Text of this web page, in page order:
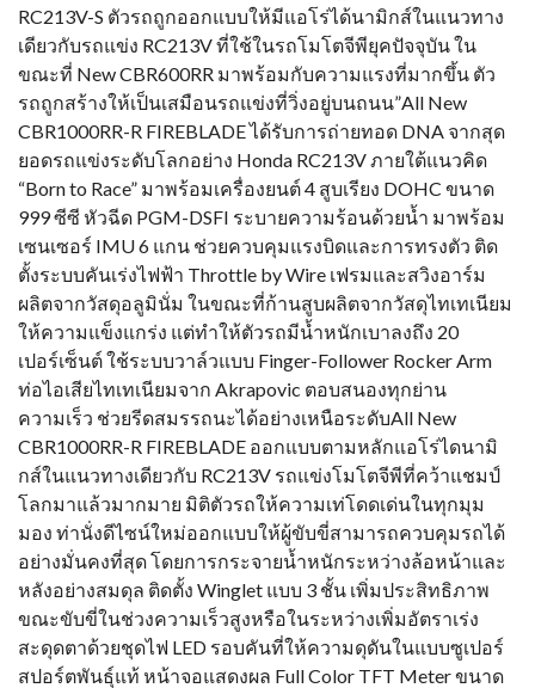
RC213V-S ตัวรถถูกออกแบบให้มีแอโร่ได้นามิกส์ในแนวทาง
เดียวกับรถแข่ง RC213V ที่ใช้ในรถโมโตจีพียุคปัจจุบัน ใน
ขณะที่ New CBR600RR มาพร้อมกับความแรงที่มากขึ้น ตัว
รถถูกสร้างให้เป็นเสมือนรถแข่งที่วิ่งอยู่บนถนน”All New
CBR1000RR-R FIREBLADE ได้รับการถ่ายทอด DNA จากสุด
ยอดรถแข่งระดับโลกอย่าง Honda RC213V ภายใต้แนวคิด
“Born to Race” มาพร้อมเครื่องยนต์ 4 สูบเรียง DOHC ขนาด
999 ซีซี หัวฉีด PGM-DSFI ระบายความร้อนด้วยน้ำ มาพร้อม
เซนเซอร์ IMU 6 แกน ช่วยควบคุมแรงบิดและการทรงตัว ติด
ตั้งระบบคันเร่งไฟฟ้า Throttle by Wire เฟรมและสวิงอาร์ม
ผลิตจากวัสดุอลูมินั่ม ในขณะที่ก้านสูบผลิตจากวัสดุไทเทเนียม
ให้ความแข็งแกร่ง แต่ทำให้ตัวรถมีน้ำหนักเบาลงถึง 20
เปอร์เซ็นต์ ใช้ระบบวาล์วแบบ Finger-Follower Rocker Arm
ท่อไอเสียไทเทเนียมจาก Akrapovic ตอบสนองทุกย่าน
ความเร็ว ช่วยรีดสมรรถนะได้อย่างเหนือระดับAll New
CBR1000RR-R FIREBLADE ออกแบบตามหลักแอโร่ไดนามิ
กส์ในแนวทางเดียวกับ RC213V รถแข่งโมโตจีพีที่คว้าแชมป์
โลกมาแล้วมากมาย มิติตัวรถให้ความเท่โดดเด่นในทุกมุม
มอง ท่านั่งดีไซน์ใหม่ออกแบบให้ผู้ขับขี่สามารถควบคุมรถได้
อย่างมั่นคงที่สุด โดยการกระจายน้ำหนักระหว่างล้อหน้าและ
หลังอย่างสมดุล ติดตั้ง Winglet แบบ 3 ชั้น เพิ่มประสิทธิภาพ
ขณะขับขี่ในช่วงความเร็วสูงหรือในระหว่างเพิ่มอัตราเร่ง
สะดุดตาด้วยชุดไฟ LED รอบคันที่ให้ความดุดันในแบบซูเปอร์
สปอร์ตพันธุ์แท้ หน้าจอแสดงผล Full Color TFT Meter ขนาด